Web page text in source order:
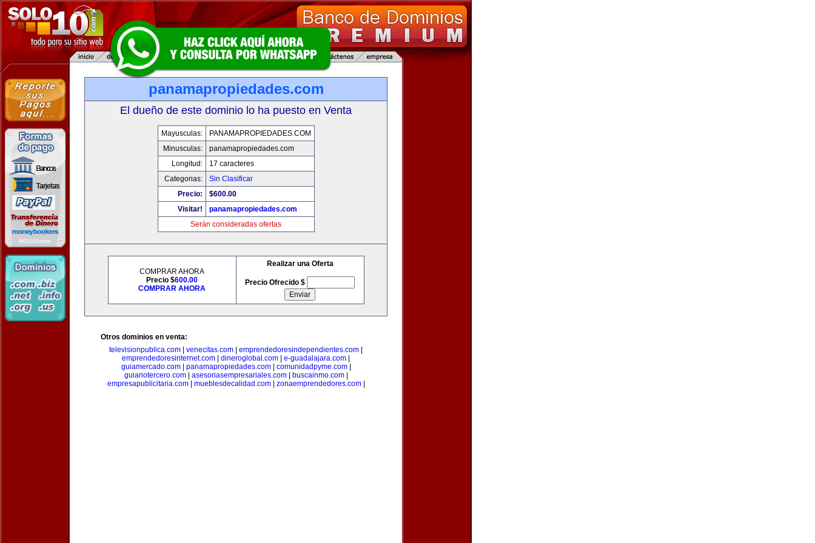
panamapropiedades.com
El dueño de este dominio lo ha puesto en Venta
Mayusculas:
PANAMAPROPIEDADES.COM
Minusculas:
panamapropiedades.com
Longitud:
17 caracteres
Categorias:
Sin Clasificar
Precio:
$600.00
Visitar!
panamapropiedades.com
Serán consideradas ofertas
COMPRAR AHORA
Precio $600.00
COMPRAR AHORA
Realizar una Oferta
Precio Ofrecido $
Otros dominios en venta:
televisionpublica.com
venecitas.com emprendedoresindependientes.com
emprendedoresinternet.com
dineroglobal.com e-guadalajara.com
guiamercado.com| panamapropiedades.com| comunidadpyme.com|
guiariotercero.com| asesoriasempresariales.com| buscainmo.com|
empresapublicitaria.com| mueblesdecalidad.com| zonaemprendedores.com|